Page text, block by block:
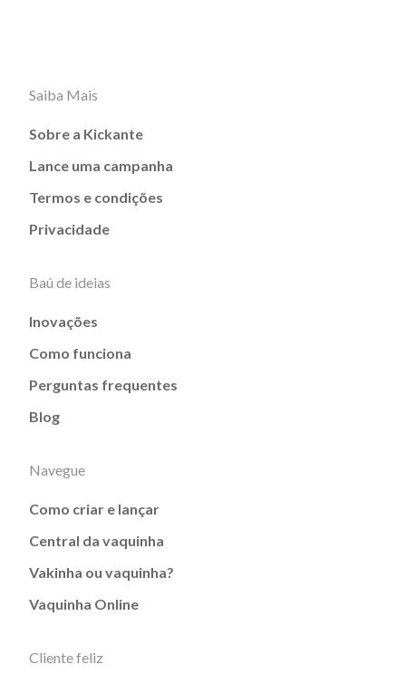
Saiba Mais
Sobre a Kickante
Lance uma campanha
Termos e condições
Privacidade
Baú de ideias
Inovações
Como funciona
Perguntas frequentes
Blog
Navegue
Como criar e lançar
Central da vaquinha
Vakinha ou vaquinha?
Vaquinha Online
Cliente feliz